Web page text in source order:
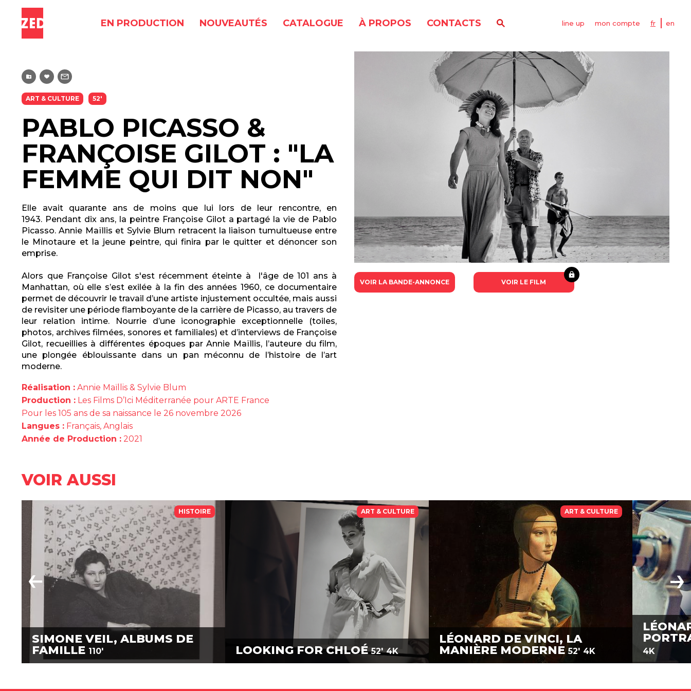
EN PRODUCTION NOUVEAUTÉS CATALOGUE À PROPOS CONTACTS line up mon compte fr en
ART & CULTURE 52'
PABLO PICASSO &
FRANÇOISE GILOT : "LA
FEMME QUI DIT NON"
Elle avait quarante ans de moins que lui lors de leur rencontre, en
1943. Pendant dix ans, la peintre Françoise Gilot a partagé la vie de Pablo
Picasso.Annie Maïllis et Sylvie Blum retracent la liaison tumultueuse entre
le Minotaure et la jeune peintre, qui finira par le quitter et dénoncer son
emprise.
Alors que Françoise Gilot s'est récemment éteinte à l'âge de 101 ans à
Manhattan, où elle s’est exilée à la fin des années 1960, ce documentaire
permet de découvrir le travail d’une artiste injustement occultée, mais aussi
de revisiter une période flamboyante de la carrière de Picasso, au travers de
leur relation intime. Nourrie d’une iconographie exceptionnelle (toiles,
photos, archives filmées, sonores et familiales) et d’interviews de Françoise
Gilot, recueillies à différentes époques par Annie Maïllis, l’auteure du film,
une plongée éblouissante dans un pan méconnu de l’histoire de l’art
moderne.
Réalisation : Annie Maïllis & Sylvie Blum
Production : Les Films D’Ici Méditerranée pour ARTE France
Pour les 105 ans de sa naissance le 26 novembre 2026
Langues : Français, Anglais
Année de Production : 2021
VOIR LA BANDE-ANNONCE VOIR LE FILM
VOIR AUSSI
HISTOIRE
SIMONE VEIL, ALBUMS DE
FAMILLE 110'
ART & CULTURE
LOOKING FOR CHLOÉ 52' 4K
ART & CULTURE
LÉONARD DE VINCI, LA
MANIÈRE MODERNE 52' 4K 4K